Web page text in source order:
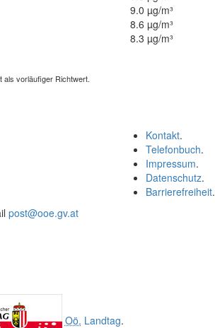
9.0 µg/m³
8.6 µg/m³
8.3 µg/m³
als vorläufiger Richtwert.
Kontakt.
Telefonbuch.
Impressum.
Datenschutz.
Barrierefreiheit.
post@ooe.gv.at
Oö. Landtag.